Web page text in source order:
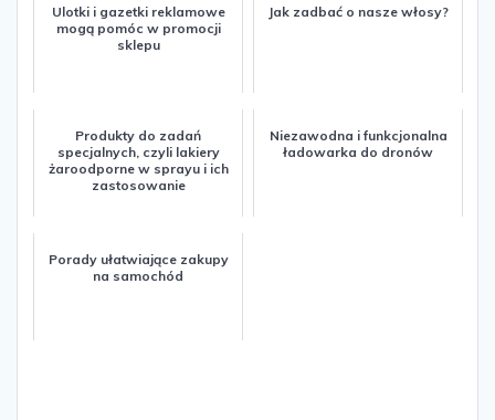
Ulotki i gazetki reklamowe
mogą pomóc w promocji
sklepu
Jak zadbać o nasze włosy?
Produkty do zadań
specjalnych, czyli lakiery
żaroodporne w sprayu i ich
zastosowanie
Niezawodna i funkcjonalna
ładowarka do dronów
Porady ułatwiające zakupy
na samochód